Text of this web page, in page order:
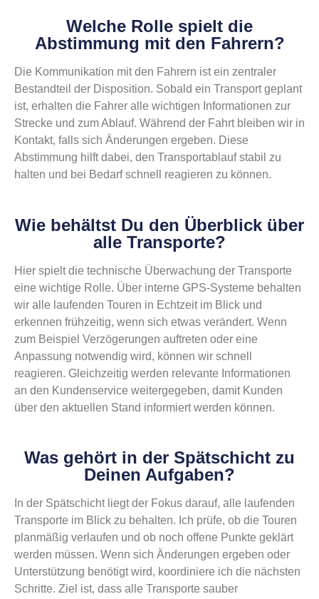
Welche Rolle spielt die
Abstimmung mit den Fahrern?
Die Kommunikation mit den Fahrern ist ein zentraler
Bestandteil der Disposition. Sobald ein Transport geplant
ist, erhalten die Fahrer alle wichtigen Informationen zur
Strecke und zum Ablauf. Während der Fahrt bleiben wir in
Kontakt, falls sich Änderungen ergeben. Diese
Abstimmung hilft dabei, den Transportablauf stabil zu
halten und bei Bedarf schnell reagieren zu können.
Wie behältst Du den Überblick über
alle Transporte?
Hier spielt die technische Überwachung der Transporte
eine wichtige Rolle. Über interne GPS-Systeme behalten
wir alle laufenden Touren in Echtzeit im Blick und
erkennen frühzeitig, wenn sich etwas verändert. Wenn
zum Beispiel Verzögerungen auftreten oder eine
Anpassung notwendig wird, können wir schnell
reagieren. Gleichzeitig werden relevante Informationen
an den Kundenservice weitergegeben, damit Kunden
über den aktuellen Stand informiert werden können.
Was gehört in der Spätschicht zu
Deinen Aufgaben?
In der Spätschicht liegt der Fokus darauf, alle laufenden
Transporte im Blick zu behalten. Ich prüfe, ob die Touren
planmäßig verlaufen und ob noch offene Punkte geklärt
werden müssen. Wenn sich Änderungen ergeben oder
Unterstützung benötigt wird, koordiniere ich die nächsten
Schritte. Ziel ist, dass alle Transporte sauber